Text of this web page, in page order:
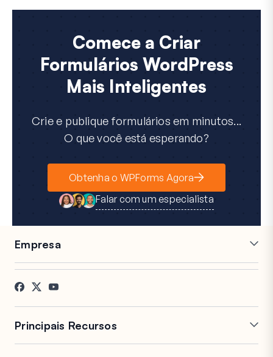
Comece a Criar
Formulários WordPress
Mais Inteligentes
Crie e publique formulários em minutos...
O que você está esperando?
Obtenha o WPForms Agora
Falar com um especialista
Empresa
Carreiras
Depoimentos
Afiliados
Principais Recursos